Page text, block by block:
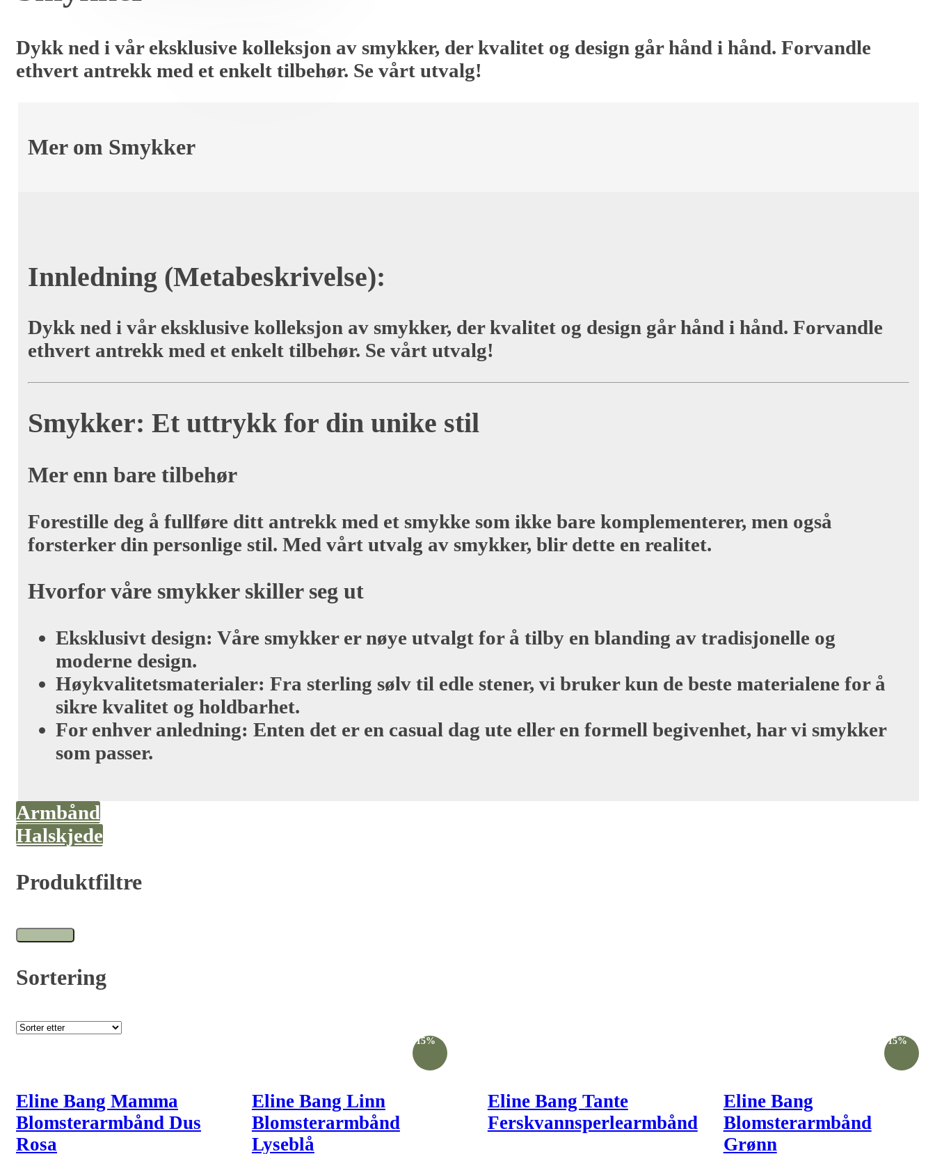
Dykk ned i vår eksklusive kolleksjon av smykker, der kvalitet og design går hånd i hånd. Forvandle
ethvert antrekk med et enkelt tilbehør. Se vårt utvalg!
Mer om Smykker
Innledning (Metabeskrivelse):
Dykk ned i vår eksklusive kolleksjon av smykker, der kvalitet og design går hånd i hånd. Forvandle
ethvert antrekk med et enkelt tilbehør. Se vårt utvalg!
Smykker: Et uttrykk for din unike stil
Mer enn bare tilbehør
Forestille deg å fullføre ditt antrekk med et smykke som ikke bare komplementerer, men også
forsterker din personlige stil. Med vårt utvalg av smykker, blir dette en realitet.
Hvorfor våre smykker skiller seg ut
Eksklusivt design: Våre smykker er nøye utvalgt for å tilby en blanding av tradisjonelle og
moderne design.
Høykvalitetsmaterialer: Fra sterling sølv til edle stener, vi bruker kun de beste materialene for å
sikre kvalitet og holdbarhet.
For enhver anledning: Enten det er en casual dag ute eller en formell begivenhet, har vi smykker
som passer.
Armbånd
Halskjede
Produktfiltre
Sortering
Eline Bang Mamma
Blomsterarmbånd Dus
Rosa
-15%
Eline Bang Linn
Blomsterarmbånd
Lyseblå
Eline Bang Tante
Ferskvannsperlearmbånd
-15%
Eline Bang
Blomsterarmbånd
Grønn